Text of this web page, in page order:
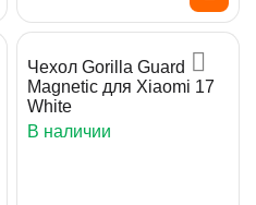
Чехол Gorilla Guard
Magnetic для Xiaomi 17
White
В наличии